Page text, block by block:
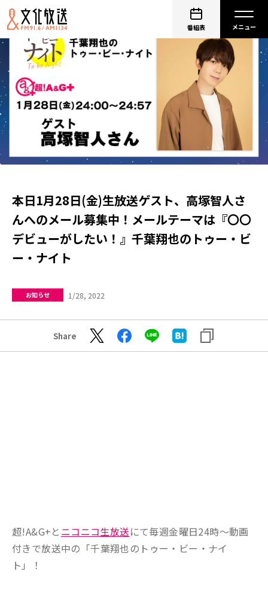
番組表
本日1月28日(金)生放送ゲスト、高塚智人さ
んへのメール募集中！メールテーマは『〇〇
デビューがしたい！』千葉翔也のトゥー・ビ
ー・ナイト
お知らせ 1/28, 2022
Share
超!A&G+と ニコニコ生放送にて毎週金曜日24時～動画
付きで放送中の「千葉翔也のトゥー・ビー・ナイ
ト」！